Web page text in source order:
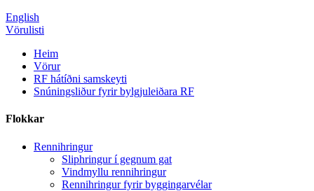
English
Vörulisti
Heim
Vörur
RF hátíðni samskeyti
Snúningsliður fyrir bylgjuleiðara RF
Flokkar
Rennihringur
Sliphringur í gegnum gat
Vindmyllu rennihringur
Rennihringur fyrir byggingarvélar